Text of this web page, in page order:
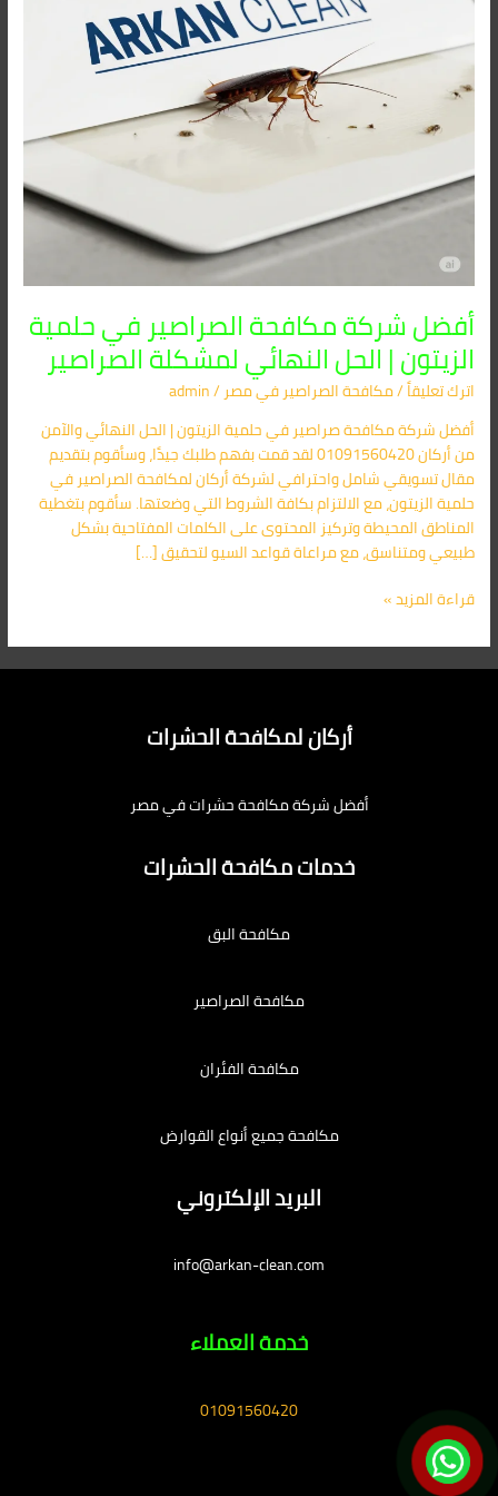
أفضل شركة مكافحة الصراصير في حلمية
الزيتون | الحل النهائي لمشكلة الصراصير
اترك تعليقاً/مكافحة الصراصير​ في مصر/
admin
أفضل شركة مكافحة صراصير في حلمية الزيتون | الحل النهائي والآمن
من أركان 01091560420 لقد قمت بفهم طلبك جيدًا، وسأقوم بتقديم
مقال تسويقي شامل واحترافي لشركة أركان لمكافحة الصراصير في
حلمية الزيتون، مع الالتزام بكافة الشروط التي وضعتها. سأقوم بتغطية
المناطق المحيطة وتركيز المحتوى على الكلمات المفتاحية بشكل
طبيعي ومتناسق، مع مراعاة قواعد السيو لتحقيق […]
الحل
النهائي
لمشكلة
قراءة المزيد »
أركان لمكافحة الحشرات
أفضل شركة مكافحة حشرات في مصر
خدمات مكافحة الحشرات
مكافحة البق
مكافحة الصراصير
مكافحة الفئران
مكافحة جميع أنواع القوارض
البريد الإلكتروني
info@arkan-clean.com
خدمة العملاء
01091560420